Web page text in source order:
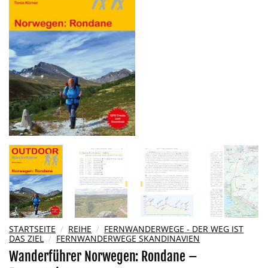
STARTSEITE / REIHE / FERNWANDERWEGE - DER WEG IST
DAS ZIEL / FERNWANDERWEGE SKANDINAVIEN
Wanderführer Norwegen: Rondane –